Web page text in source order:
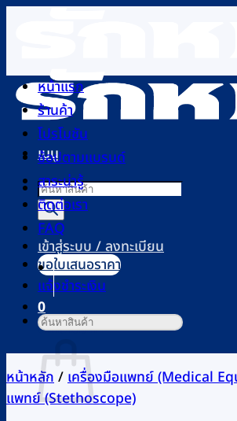
เนื้อหา
เมนู
Products
search
เข้าสู่ระบบ / ลงทะเบียน
0
ตะกร้าสินค้า
หน้าแรก
ร้านค้า
โปรโมชัน
ช้อปตามแบรนด์
สาระน่ารู้
ติดต่อเรา
FAQ
ขอใบเสนอราคา
แจ้งชำระเงิน
ค้นหา:
หน้าหลัก/เครื่องมือแพทย์ (Medical
แพทย์ (Stethoscope)